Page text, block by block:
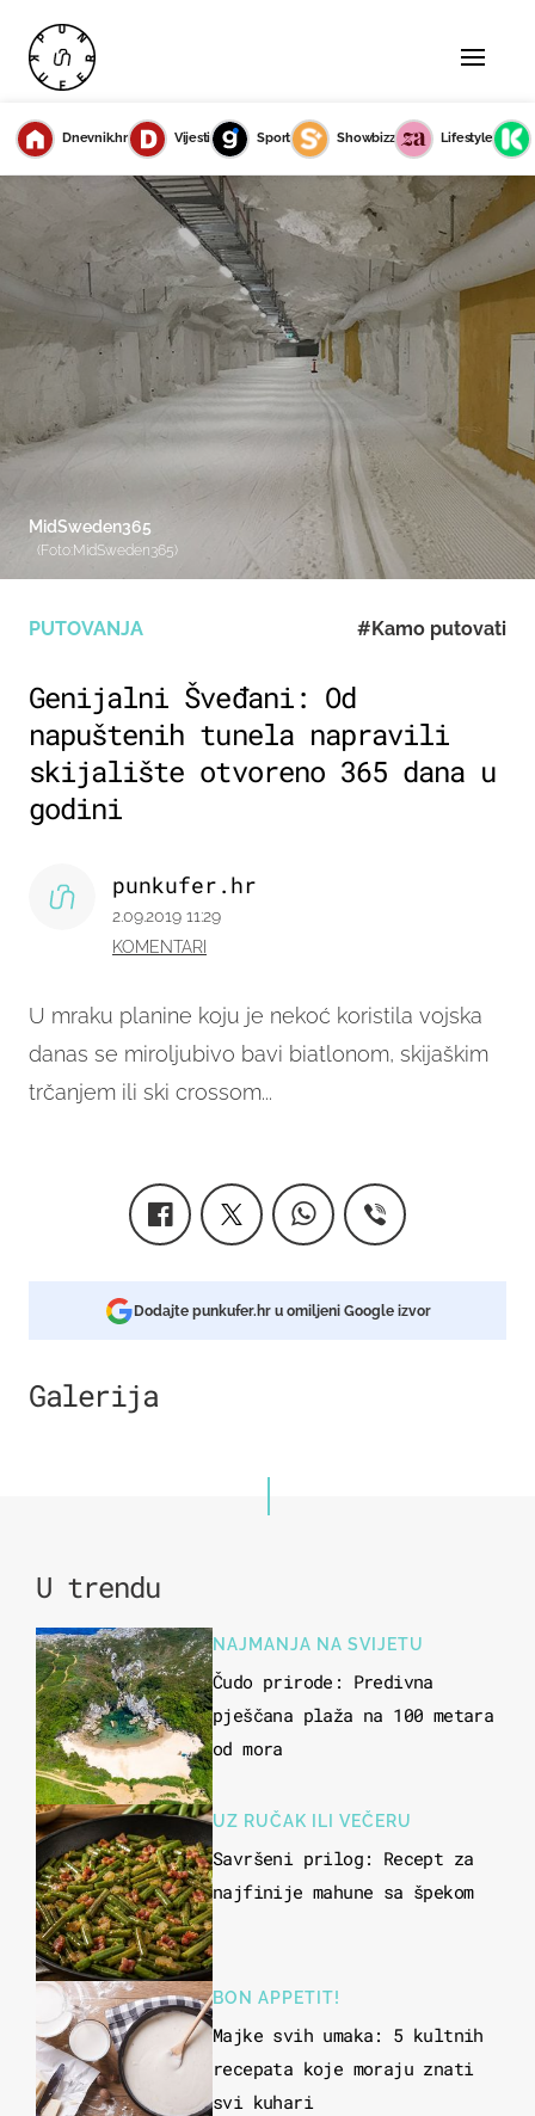
Dnevnik.hr Vijesti Sport Showbizz Lifestyle
PUTOVANJA #Kamo putovati
Genijalni Šveđani: Od
napuštenih tunela napravili
skijalište otvoreno 365 dana u
godini
U mraku planine koju je nekoć koristila vojska
danas se miroljubivo bavi biatlonom, skijaškim
trčanjem ili ski crossom...
punkufer.hr
2.09.2019 11:29
KOMENTARI
MidSweden365
(Foto:MidSweden365)
Dodajte punkufer.hr u omiljeni Google izvor
Galerija
U trendu
NAJMANJA NA SVIJETU
Čudo prirode: Predivna
pješčana plaža na 100 metara
od mora
UZ RUČAK ILI VEČERU
Savršeni prilog: Recept za
najfinije mahune sa špekom
BON APPETIT!
Majke svih umaka: 5 kultnih
recepata koje moraju znati
svi kuhari